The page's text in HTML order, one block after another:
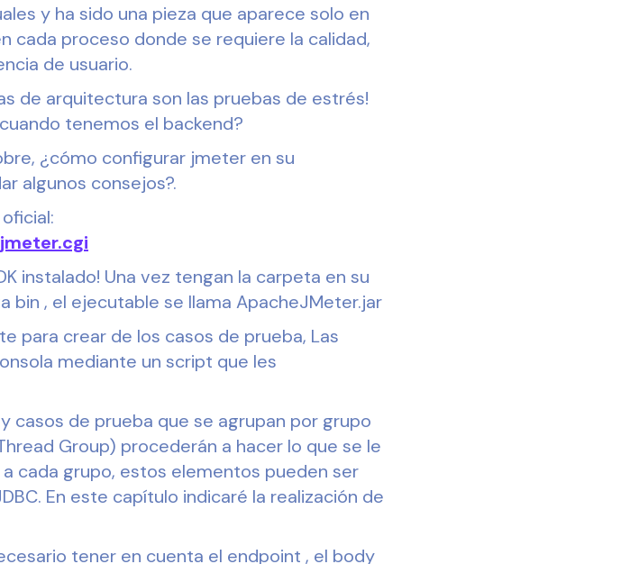
y ha sido una pieza que aparece solo en
cada proceso donde se requiere la calidad,
de usuario.
de arquitectura son las pruebas de estrés!
tenemos el backend?
¿cómo configurar jmeter en su
algunos consejos?.
instalado! Una vez tengan la carpeta en su
bin , el ejecutable se llama ApacheJMeter.jar
para crear de los casos de prueba, Las
mediante un script que les
casos de prueba que se agrupan por grupo
Group) procederán a hacer lo que se le
cada grupo, estos elementos pueden ser
En este capítulo indicaré la realización de
tener en cuenta el endpoint , el body